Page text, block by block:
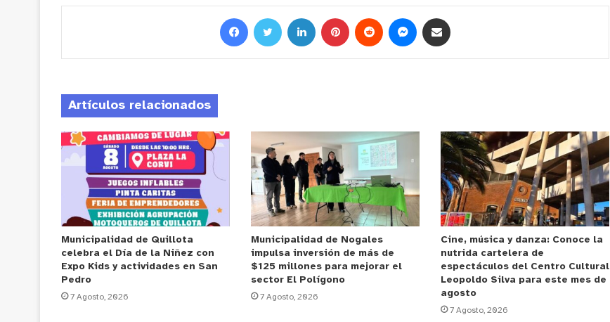
Artículos relacionados
Municipalidad de Quillota
celebra el Día de la Niñez con
Expo Kids y actividades en San
Pedro
7 Agosto, 2026
Municipalidad de Nogales
impulsa inversión de más de
$125 millones para mejorar el
sector El Polígono
7 Agosto, 2026
Cine, música y danza: Conoce la
nutrida cartelera de
espectáculos del Centro Cultural
Leopoldo Silva para este mes de
agosto
7 Agosto, 2026